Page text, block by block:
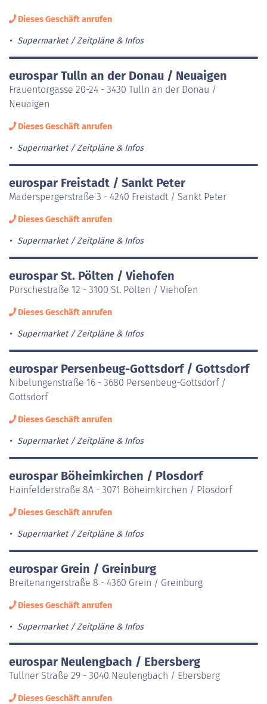
Dieses Geschäft anrufen
Supermarket Zeitpläne & Infos
eurospar Tulln an der Donau / Neuaigen
Frauentorgasse 20-24 - 3430 Tulln an der Donau /
Neuaigen
Dieses Geschäft anrufen
Supermarket Zeitpläne & Infos
eurospar Freistadt / Sankt Peter
Maderspergerstraße 3 - 4240 Freistadt / Sankt Peter
Dieses Geschäft anrufen
Supermarket Zeitpläne & Infos
eurospar St. Pölten / Viehofen
Porschestraße 12 - 3100 St. Pölten / Viehofen
Dieses Geschäft anrufen
Supermarket Zeitpläne & Infos
eurospar Persenbeug-Gottsdorf / Gottsdorf
Nibelungenstraße 16 - 3680 Persenbeug-Gottsdorf /
Gottsdorf
Dieses Geschäft anrufen
Supermarket Zeitpläne & Infos
eurospar Böheimkirchen / Plosdorf
Hainfelderstraße 8A - 3071 Böheimkirchen / Plosdorf
Dieses Geschäft anrufen
Supermarket Zeitpläne & Infos
eurospar Grein / Greinburg
Breitenangerstraße 8 - 4360 Grein / Greinburg
Dieses Geschäft anrufen
Supermarket Zeitpläne & Infos
eurospar Neulengbach / Ebersberg
Tullner Straße 29 - 3040 Neulengbach / Ebersberg
Dieses Geschäft anrufen